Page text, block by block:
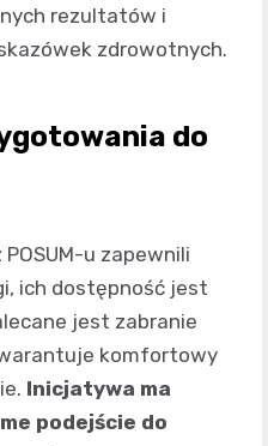
rezultatów i
zdrowotnych.
do
u zapewnili
ich dostępność jest
jest zabranie
komfortowy
Inicjatywa ma
podejście do